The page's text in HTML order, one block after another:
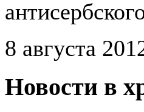
8 августа
Новости в